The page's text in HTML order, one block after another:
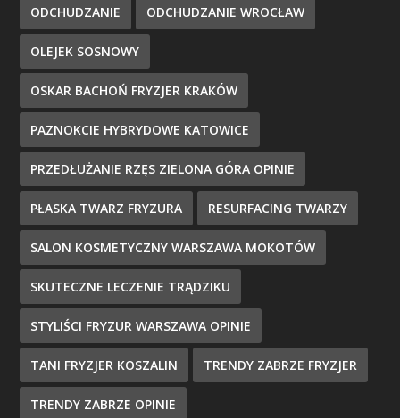
ODCHUDZANIE ODCHUDZANIE WROCŁAW
OLEJEK SOSNOWY
OSKAR BACHOŃ FRYZJER KRAKÓW
PAZNOKCIE HYBRYDOWE KATOWICE
PRZEDŁUŻANIE RZĘS ZIELONA GÓRA OPINIE
PŁASKA TWARZ FRYZURA RESURFACING TWARZY
SALON KOSMETYCZNY WARSZAWA MOKOTÓW
SKUTECZNE LECZENIE TRĄDZIKU
STYLIŚCI FRYZUR WARSZAWA OPINIE
TANI FRYZJER KOSZALIN TRENDY ZABRZE FRYZJER
TRENDY ZABRZE OPINIE